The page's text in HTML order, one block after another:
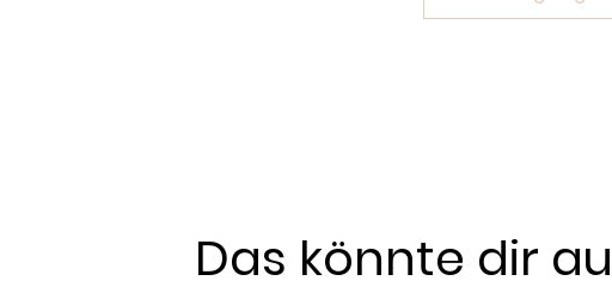
Das könnte dir